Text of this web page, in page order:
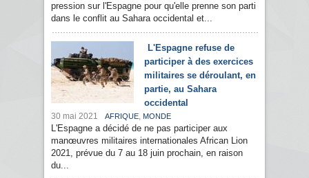
pression sur l'Espagne pour qu'elle prenne son parti
dans le conflit au Sahara occidental et...
L'Espagne refuse de
participer à des exercices
militaires se déroulant, en
partie, au Sahara
occidental
30 mai 2021 AFRIQUE, MONDE
L'Espagne a décidé de ne pas participer aux
manœuvres militaires internationales African Lion
2021, prévue du 7 au 18 juin prochain, en raison
du...